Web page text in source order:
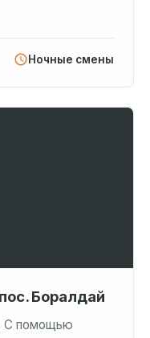
Ночные смены
Боралдай
С помощью